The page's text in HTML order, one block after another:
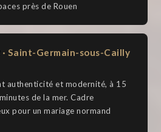
près de Rouen
· Saint-Germain-sous-Cailly
authenticité et modernité, à 15
de la mer. Cadre
pour un mariage normand